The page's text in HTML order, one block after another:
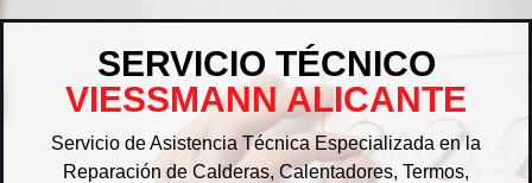
SERVICIO TÉCNICO
VIESSMANN ALICANTE
Servicio de Asistencia Técnica Especializada en la
Reparación de Calderas, Calentadores, Termos,